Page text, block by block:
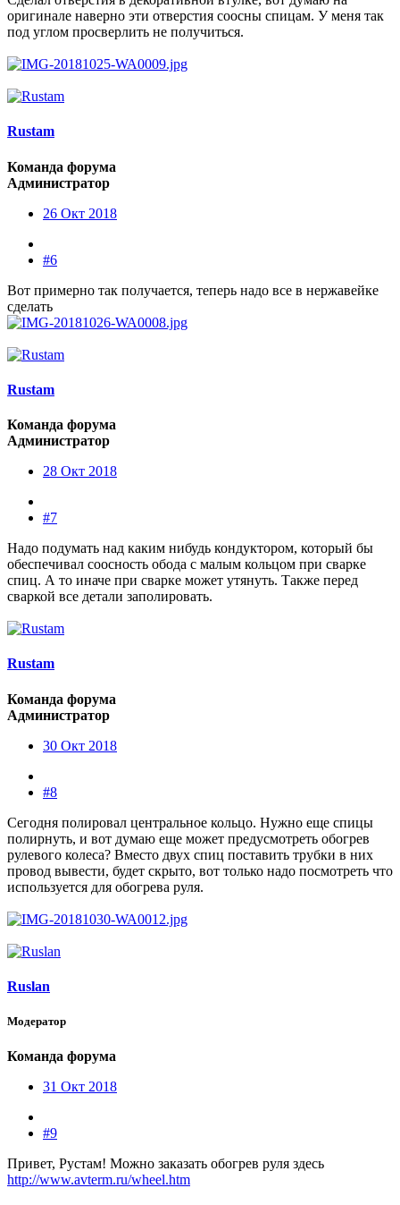
оригинале наверно эти отверстия соосны спицам. У меня так
под углом просверлить не получиться.
Rustam
Команда форума
Администратор
26 Окт 2018
#6
Вот примерно так получается, теперь надо все в нержавейке
сделать
Rustam
Команда форума
Администратор
28 Окт 2018
#7
Надо подумать над каким нибудь кондуктором, который бы
обеспечивал соосность обода с малым кольцом при сварке
спиц. А то иначе при сварке может утянуть. Также перед
сваркой все детали заполировать.
Rustam
Команда форума
Администратор
30 Окт 2018
#8
Сегодня полировал центральное кольцо. Нужно еще спицы
полирнуть, и вот думаю еще может предусмотреть обогрев
рулевого колеса? Вместо двух спиц поставить трубки в них
провод вывести, будет скрыто, вот только надо посмотреть что
используется для обогрева руля.
Ruslan
Модератор
Команда форума
31 Окт 2018
#9
Привет, Рустам! Можно заказать обогрев руля здесь
http://www.avterm.ru/wheel.htm